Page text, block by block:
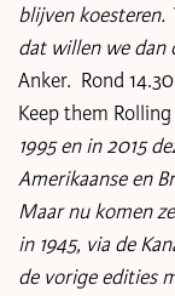
blijven koesteren.
dat willen we dan
Anker. Rond
Keep them
1995 en in 2015
Amerikaanse en
Maar nu komen
in 1945, via de
de vorige edities